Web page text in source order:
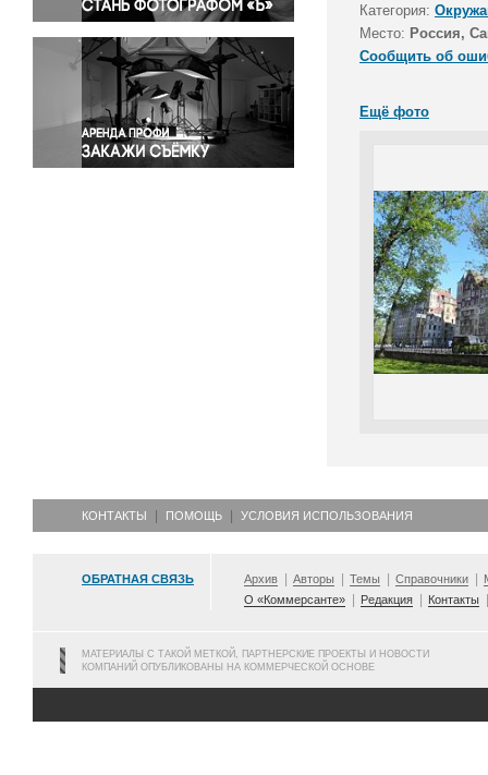
Религия
Светская жизнь
Спорт
Экология
Экономика и бизнес
Категория:
Место: Россия,
Сообщить об
Ещё фото
КОНТАКТЫ ПОМОЩЬ УСЛОВИЯ ИСПОЛЬЗОВАНИЯ
ОБРАТНАЯ СВЯЗЬ Архив Авторы Темы Справочники
О «Коммерсанте»
Редакция Контакты
МАТЕРИАЛЫ С ТАКОЙ МЕТКОЙ, ПАРТНЕРСКИЕ ПРОЕКТЫ И НОВОСТИ
КОМПАНИЙ ОПУБЛИКОВАНЫ НА КОММЕРЧЕСКОЙ ОСНОВЕ